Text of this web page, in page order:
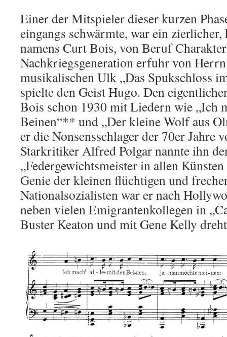
Einer der Mitspieler dieser kurzen
eingangs schwärmte, war ein
namens Curt Bois, von Beruf
Nachkriegsgeneration erfuhr von
musikalischen Ulk „Das Spukschloss
spielte den Geist Hugo. Den
Bois schon 1930 mit Liedern wie „Ich
Beinen“** und „Der kleine Wolf aus
er die Nonsensschlager der 70er Jahre
Starkritiker Alfred Polgar nannte ihn
„Federgewichtsmeister in allen
Genie der kleinen flüchtigen und
Nationalsozialisten war er nach
neben vielen Emigrantenkollegen in
Buster Keaton und mit Gene Kelly